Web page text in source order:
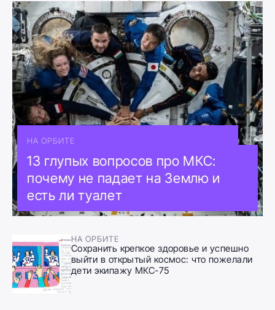
НА ОРБИТЕ
13 глупых вопросов про МКС:
почему не падает на Землю и
есть ли туалет
НА ОРБИТЕ
Сохранить крепкое здоровье и успешно
выйти в открытый космос: что пожелали
дети экипажу МКС-75